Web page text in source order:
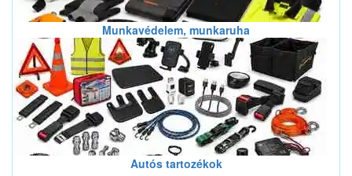
Munkavédelem, munkaruha
Autós tartozékok